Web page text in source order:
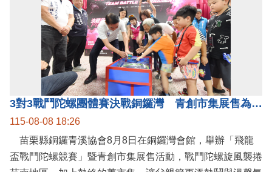
3對3戰鬥陀螺團體賽決戰銅鑼灣 青創市集展售為父親節增添繽紛
115-08-08 18:26
苗栗縣銅鑼青溪協會8月8日在銅鑼灣會館，舉辦「飛龍
盃戰鬥陀螺競賽」暨青創市集展售活動，戰鬥陀螺旋風襲捲